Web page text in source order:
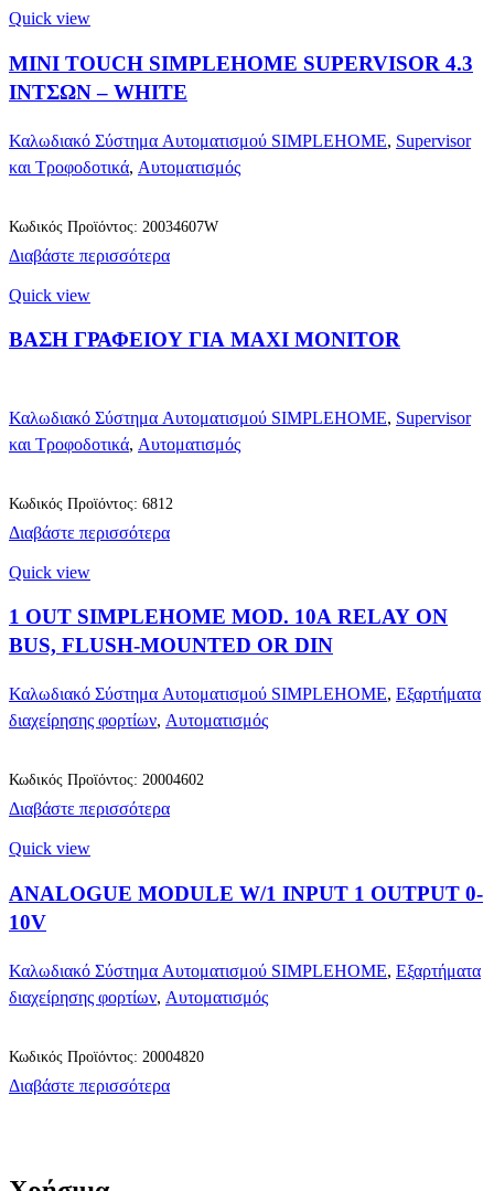
Quick view
MINI TOUCH SIMPLEHOME SUPERVISOR 4.3
ΙΝΤΣΩΝ – WHITE
Καλωδιακό Σύστημα Αυτοματισμού SIMPLEHOME, Supervisor
και Τροφοδοτικά, Αυτοματισμός
Διαβάστε περισσότερα
Κωδικός Προϊόντος: 20034607W
Quick view
ΒΑΣΗ ΓΡΑΦΕΙΟΥ ΓΙΑ MAXI MONITOR
Καλωδιακό Σύστημα Αυτοματισμού SIMPLEHOME, Supervisor
και Τροφοδοτικά, Αυτοματισμός
Διαβάστε περισσότερα
Κωδικός Προϊόντος: 6812
Quick view
1 OUT SIMPLEHOME MOD. 10A RELAY ON
BUS, FLUSH-MOUNTED OR DIN
Καλωδιακό Σύστημα Αυτοματισμού SIMPLEHOME, Εξαρτήματα
διαχείρησης φορτίων, Αυτοματισμός
Διαβάστε περισσότερα
Κωδικός Προϊόντος: 20004602
Quick view
ANALOGUE MODULE W/1 INPUT 1 OUTPUT 0-
10V
Καλωδιακό Σύστημα Αυτοματισμού SIMPLEHOME, Εξαρτήματα
διαχείρησης φορτίων, Αυτοματισμός
Διαβάστε περισσότερα
Κωδικός Προϊόντος: 20004820